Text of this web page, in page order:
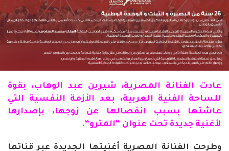
عادت الفنانة المصرية، شيرين عبد الوهاب، بقوة
للساحة الفنية العربية، بعد الأزمة النفسية التي
عاشتها بسبب انفصالها عن زوجها، بإصدارها
لأغنية جديدة تحت عنوان “المترو“.
وطرحت الفنانة المصرية أغنيتها الجديدة عبر قناتها